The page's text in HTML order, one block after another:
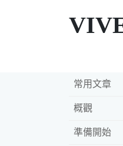
常用文章
概觀
準備開始